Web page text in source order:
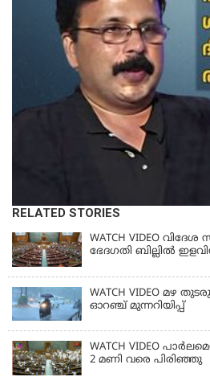
RELATED STORIES
WATCH VIDEO
ഭേദഗതി ബില്ലില്‍
WATCH VIDEO മഴ
ഓറഞ്ച് മുന്നറിയിപ്പ്
WATCH VIDEO
2 മണി വരെ പിരിഞ്ഞു